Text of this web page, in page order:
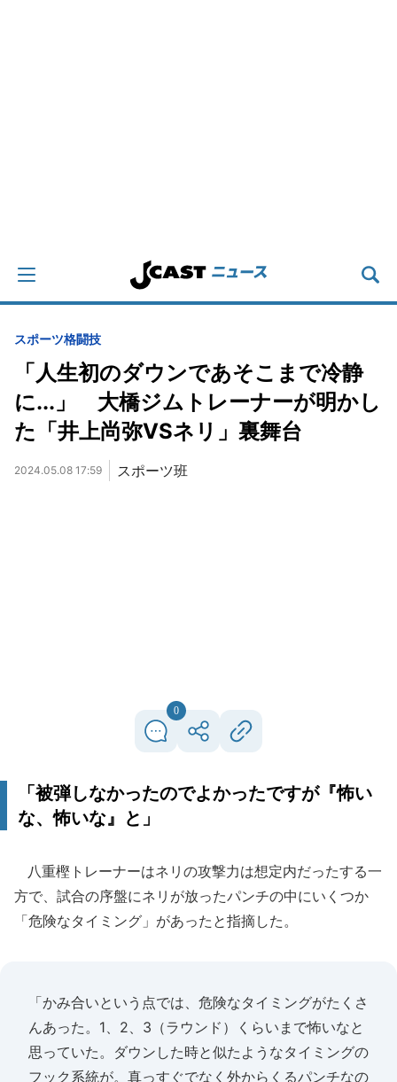
スポーツ格闘技
「人生初のダウンであそこまで冷静
に...」 大橋ジムトレーナーが明かし
た「井上尚弥VSネリ」裏舞台
2024.05.08 17:59 スポーツ班
0
「被弾しなかったのでよかったですが『怖い
な、怖いな』と」
八重樫トレーナーはネリの攻撃力は想定内だったする一
方で、試合の序盤にネリが放ったパンチの中にいくつか
「危険なタイミング」があったと指摘した。
「かみ合いという点では、危険なタイミングがたくさ
んあった。1、2、3（ラウンド）くらいまで怖いなと
思っていた。ダウンした時と似たようなタイミングの
フック系統が。真っすぐでなく外からくるパンチなの